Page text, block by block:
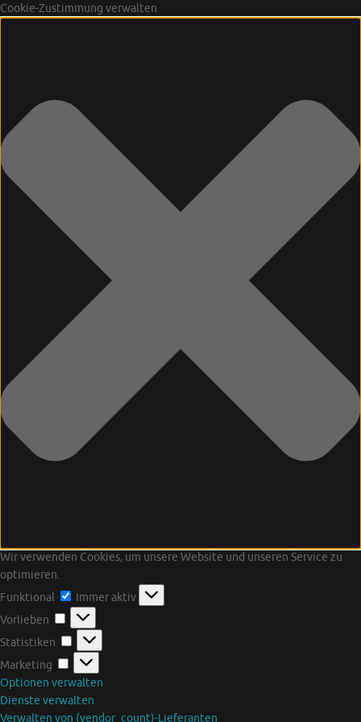
Cookie-Zustimmung verwalten
Wir verwenden Cookies, um unsere Website und unseren Service zu
optimieren.
Funktional
Funktional
Immer aktiv
Vorlieben
Vorlieben
Statistiken Statistiken
Marketing
Marketing
Optionen verwalten
Dienste verwalten
Verwalten von {vendor_count}-Lieferanten